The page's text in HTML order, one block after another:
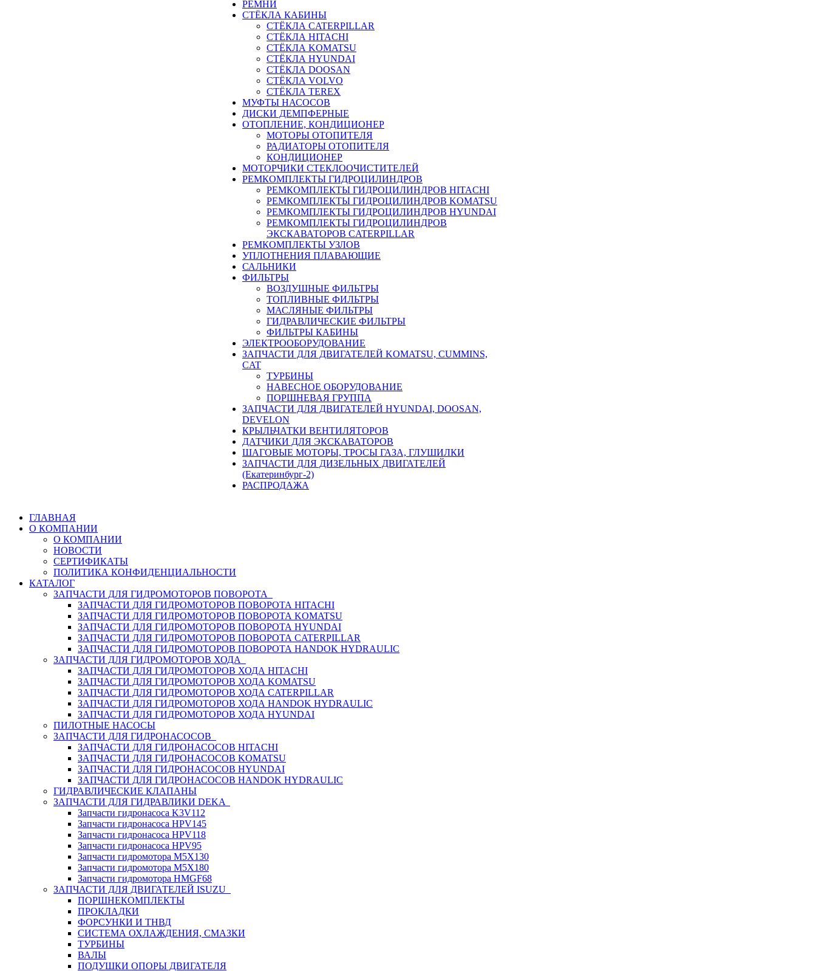
РЕМНИ
СТЁКЛА КАБИНЫ
СТЁКЛА CATERPILLAR
СТЁКЛА HITACHI
СТЁКЛА KOMATSU
СТЁКЛА HYUNDAI
СТЁКЛА DOOSAN
СТЁКЛА VOLVO
СТЁКЛА TEREX
МУФТЫ НАСОСОВ
ДИСКИ ДЕМПФЕРНЫЕ
ОТОПЛЕНИЕ, КОНДИЦИОНЕР
МОТОРЫ ОТОПИТЕЛЯ
РАДИАТОРЫ ОТОПИТЕЛЯ
КОНДИЦИОНЕР
МОТОРЧИКИ СТЕКЛООЧИСТИТЕЛЕЙ
РЕМКОМПЛЕКТЫ ГИДРОЦИЛИНДРОВ
РЕМКОМПЛЕКТЫ ГИДРОЦИЛИНДРОВ HITACHI
РЕМКОМПЛЕКТЫ ГИДРОЦИЛИНДРОВ KOMATSU
РЕМКОМПЛЕКТЫ ГИДРОЦИЛИНДРОВ HYUNDAI
РЕМКОМПЛЕКТЫ ГИДРОЦИЛИНДРОВ
ЭКСКАВАТОРОВ CATERPILLAR
РЕМКОМПЛЕКТЫ УЗЛОВ
УПЛОТНЕНИЯ ПЛАВАЮЩИЕ
САЛЬНИКИ
ФИЛЬТРЫ
ВОЗДУШНЫЕ ФИЛЬТРЫ
ТОПЛИВНЫЕ ФИЛЬТРЫ
МАСЛЯНЫЕ ФИЛЬТРЫ
ГИДРАВЛИЧЕСКИЕ ФИЛЬТРЫ
ФИЛЬТРЫ КАБИНЫ
ЭЛЕКТРООБОРУДОВАНИЕ
ЗАПЧАСТИ ДЛЯ ДВИГАТЕЛЕЙ KOMATSU, CUMMINS,
CAT
ТУРБИНЫ
НАВЕСНОЕ ОБОРУДОВАНИЕ
ПОРШНЕВАЯ ГРУППА
ЗАПЧАСТИ ДЛЯ ДВИГАТЕЛЕЙ HYUNDAI, DOOSAN,
DEVELON
КРЫЛЬЧАТКИ ВЕНТИЛЯТОРОВ
ДАТЧИКИ ДЛЯ ЭКСКАВАТОРОВ
ШАГОВЫЕ МОТОРЫ, ТРОСЫ ГАЗА, ГЛУШИЛКИ
ЗАПЧАСТИ ДЛЯ ДИЗЕЛЬНЫХ ДВИГАТЕЛЕЙ
(Екатеринбург-2)
РАСПРОДАЖА
ГЛАВНАЯ
О КОМПАНИИ
О КОМПАНИИ
НОВОСТИ
СЕРТИФИКАТЫ
ПОЛИТИКА КОНФИДЕНЦИАЛЬНОСТИ
КАТАЛОГ
ЗАПЧАСТИ ДЛЯ ГИДРОМОТОРОВ ПОВОРОТА
ЗАПЧАСТИ ДЛЯ ГИДРОМОТОРОВ ПОВОРОТА HITACHI
ЗАПЧАСТИ ДЛЯ ГИДРОМОТОРОВ ПОВОРОТА KOMATSU
ЗАПЧАСТИ ДЛЯ ГИДРОМОТОРОВ ПОВОРОТА HYUNDAI
ЗАПЧАСТИ ДЛЯ ГИДРОМОТОРОВ ПОВОРОТА CATERPILLAR
ЗАПЧАСТИ ДЛЯ ГИДРОМОТОРОВ ПОВОРОТА HANDOK HYDRAULIC
ЗАПЧАСТИ ДЛЯ ГИДРОМОТОРОВ ХОДА
ЗАПЧАСТИ ДЛЯ ГИДРОМОТОРОВ ХОДА HITACHI
ЗАПЧАСТИ ДЛЯ ГИДРОМОТОРОВ ХОДА KOMATSU
ЗАПЧАСТИ ДЛЯ ГИДРОМОТОРОВ ХОДА CATERPILLAR
ЗАПЧАСТИ ДЛЯ ГИДРОМОТОРОВ ХОДА HANDOK HYDRAULIC
ЗАПЧАСТИ ДЛЯ ГИДРОМОТОРОВ ХОДА HYUNDAI
ПИЛОТНЫЕ НАСОСЫ
ЗАПЧАСТИ ДЛЯ ГИДРОНАСОСОВ
ЗАПЧАСТИ ДЛЯ ГИДРОНАСОСОВ HITACHI
ЗАПЧАСТИ ДЛЯ ГИДРОНАСОСОВ KOMATSU
ЗАПЧАСТИ ДЛЯ ГИДРОНАСОСОВ HYUNDAI
ЗАПЧАСТИ ДЛЯ ГИДРОНАСОСОВ HANDOK HYDRAULIC
ГИДРАВЛИЧЕСКИЕ КЛАПАНЫ
ЗАПЧАСТИ ДЛЯ ГИДРАВЛИКИ DEKA
Запчасти гидронасоса K3V112
Запчасти гидронасоса HPV145
Запчасти гидронасоса HPV118
Запчасти гидронасоса HPV95
Запчасти гидромотора M5X130
Запчасти гидромотора M5X180
Запчасти гидромотора HMGF68
ЗАПЧАСТИ ДЛЯ ДВИГАТЕЛЕЙ ISUZU
ПОРШНЕКОМПЛЕКТЫ
ПРОКЛАДКИ
ФОРСУНКИ И ТНВД
СИСТЕМА ОХЛАЖДЕНИЯ, СМАЗКИ
ТУРБИНЫ
ВАЛЫ
ПОДУШКИ ОПОРЫ ДВИГАТЕЛЯ